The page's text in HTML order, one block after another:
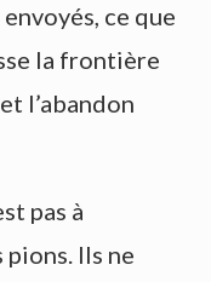
ce que
la frontière
l’abandon
pas à
pions. Ils ne